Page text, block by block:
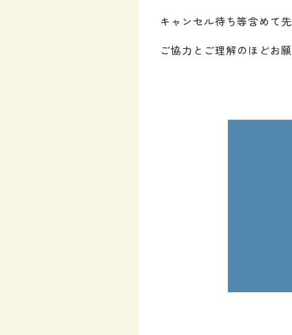
キャンセル待ち等含めて
ご協力とご理解のほどお